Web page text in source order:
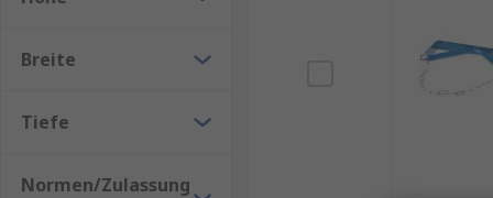
Breite
Tiefe
Normen/Zulassung